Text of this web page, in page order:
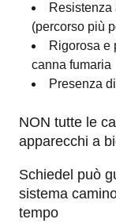
Resistenza
(percorso più
Rigorosa e
canna fumaria
Presenza
NON tutte le
apparecchi a
Schiedel può
sistema
tempo